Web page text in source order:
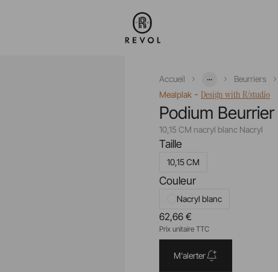
Accueil ... Beurriers
Mealplak -Design with R/studio
Podium
10,15 CM nacryl blanc Nacryl
Taille
10,15 CM
Couleur
Nacryl blanc
62,66 €
Prix unitaire TTC
M'alerter